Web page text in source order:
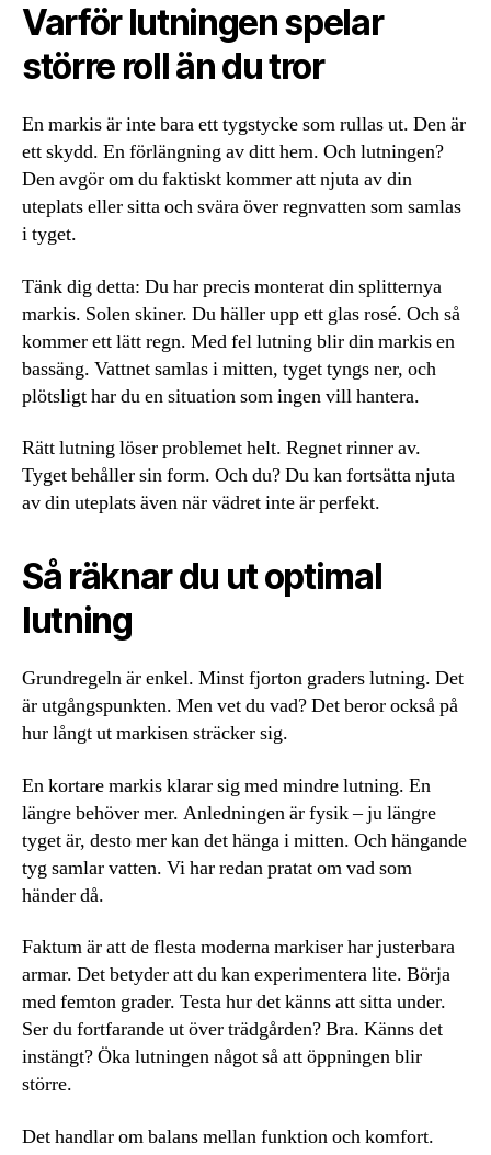
Varför lutningen spelar
större roll än du tror
En markis är inte bara ett tygstycke som rullas ut. Den är
ett skydd. En förlängning av ditt hem. Och lutningen?
Den avgör om du faktiskt kommer att njuta av din
uteplats eller sitta och svära över regnvatten som samlas
i tyget.
Tänk dig detta: Du har precis monterat din splitternya
markis. Solen skiner. Du häller upp ett glas rosé. Och så
kommer ett lätt regn. Med fel lutning blir din markis en
bassäng. Vattnet samlas i mitten, tyget tyngs ner, och
plötsligt har du en situation som ingen vill hantera.
Rätt lutning löser problemet helt. Regnet rinner av.
Tyget behåller sin form. Och du? Du kan fortsätta njuta
av din uteplats även när vädret inte är perfekt.
Så räknar du ut optimal
lutning
Grundregeln är enkel. Minst fjorton graders lutning. Det
är utgångspunkten. Men vet du vad? Det beror också på
hur långt ut markisen sträcker sig.
En kortare markis klarar sig med mindre lutning. En
längre behöver mer. Anledningen är fysik – ju längre
tyget är, desto mer kan det hänga i mitten. Och hängande
tyg samlar vatten. Vi har redan pratat om vad som
händer då.
Faktum är att de flesta moderna markiser har justerbara
armar. Det betyder att du kan experimentera lite. Börja
med femton grader. Testa hur det känns att sitta under.
Ser du fortfarande ut över trädgården? Bra. Känns det
instängt? Öka lutningen något så att öppningen blir
större.
Det handlar om balans mellan funktion och komfort.